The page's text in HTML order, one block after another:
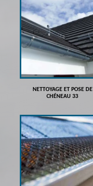
NETTOYAGE ET POSE DE
CHÉNEAU 33